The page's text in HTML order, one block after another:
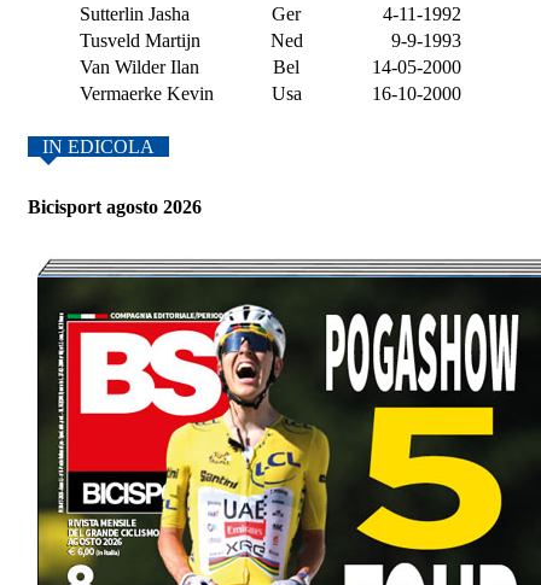
Sutterlin Jasha
Ger
4-11-1992
Tusveld Martijn
Ned
9-9-1993
Van Wilder Ilan
Bel
14-05-2000
Vermaerke Kevin
Usa 16-10-2000
IN EDICOLA
Bicisport agosto 2026